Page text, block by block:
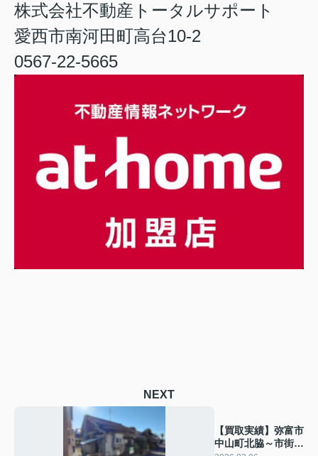
株式会社不動産トータルサポート
愛西市南河田町高台10-2
0567-22-5665
NEXT
【買取実績】弥富市
中山町北脇～市街化